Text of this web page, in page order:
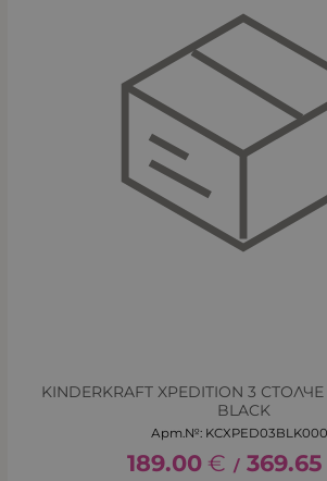
KINDERKRAFT XPEDITION 3
BLACK
Арт.№:
189.00 € / 369.65